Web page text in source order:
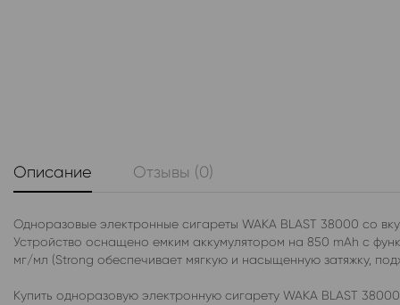
Описание Отзывы (0)
Одноразовые электронные сигареты WAKA BLAST 38000 со
Устройство оснащено емким аккумулятором на 850 mAh с
мг/мл (Strong обеспечивает мягкую и насыщенную затяжку,
Купить одноразовую электронную сигарету WAKA BLAST